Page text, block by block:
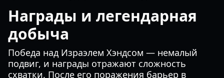
Награды и легендарная
добыча
Победа над Израэлем Хэндсом — немалый
подвиг, и награды отражают сложность
схватки. После его поражения барьер в